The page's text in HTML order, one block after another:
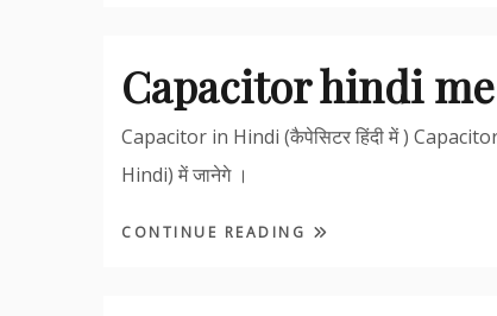
Capacitor hindi me
Capacitor in Hindi (कैपेसिटर हिंदी में )
Hindi) में जानेगे ।
CONTINUE READING